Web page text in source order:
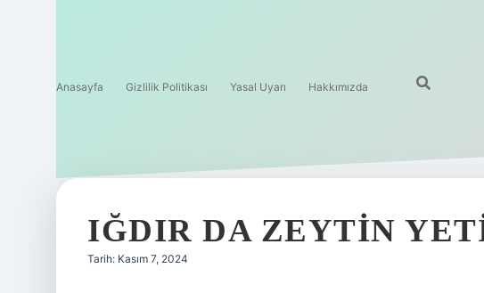
Anasayfa Gizlilik Politikası Yasal Uyarı Hakkımızda
IĞDIR DA ZEYTIN
Tarih: Kasım 7, 2024